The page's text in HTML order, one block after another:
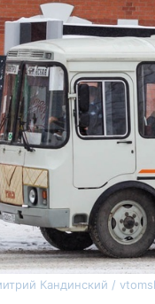
Кандинский /